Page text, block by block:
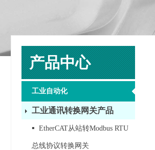
产品中心
工业自动化
工业通讯转换网关产品
▪ EtherCAT从站转Modbus RTU
总线协议转换网关